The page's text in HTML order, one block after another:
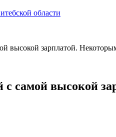
области
высокой зарплатой.
с самой высокой